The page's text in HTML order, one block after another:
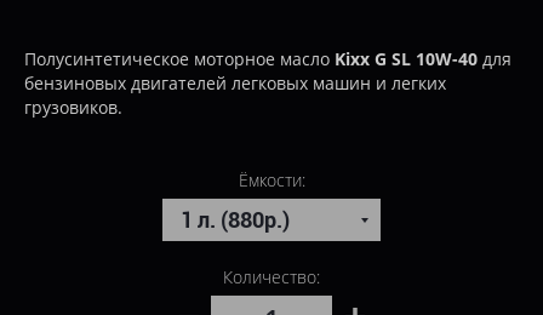
Полусинтетическое моторное масло Kixx G SL 10W-40 для
бензиновых двигателей легковых машин и легких
грузовиков.
Ёмкости:
Количество: